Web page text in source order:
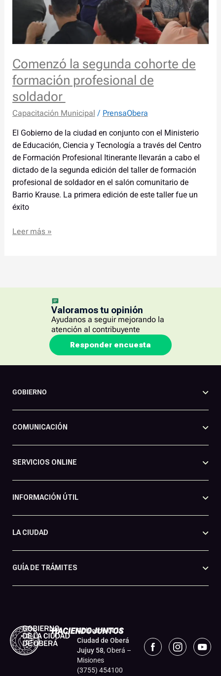
Comenzó la segunda cohorte de
formación profesional de
soldador
Capacitación Municipal / PrensaObera
El Gobierno de la ciudad en conjunto con el Ministerio
de Educación, Ciencia y Tecnología a través del Centro
de Formación Profesional Itinerante llevarán a cabo el
dictado de la segunda edición del taller de formación
profesional de soldador en el salón comunitario de
Barrio Krause. La primera edición de este taller fue un
éxito
soldador
Leer más »
Valoramos tu opinión
Ayudanos a seguir mejorando la
atención al contribuyente
Responder encuesta
GOBIERNO
COMUNICACIÓN
SERVICIOS ONLINE
INFORMACIÓN ÚTIL
LA CIUDAD
GUÍA DE TRÁMITES
Gobierno de la
Ciudad de Oberá
Jujuy 58, Oberá –
Misiones
(3755) 454100